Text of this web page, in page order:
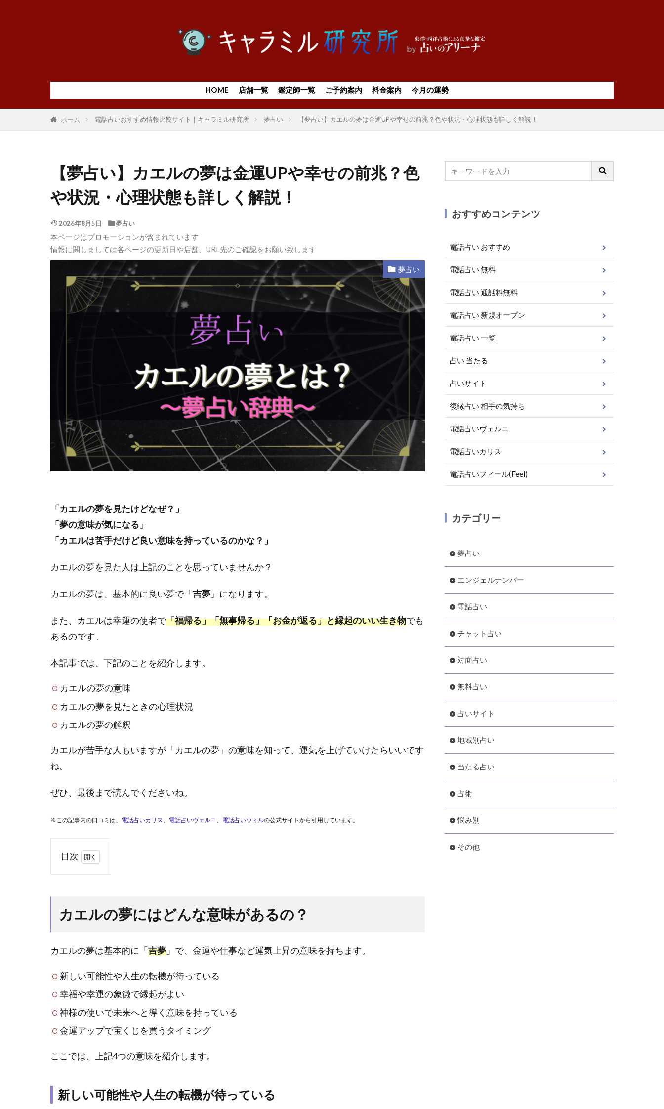
HOME 店舗一覧 鑑定師一覧 ご予約案内 料金案内 今月の運勢
ホーム 電話占いおすすめ情報比較サイト｜キャラミル研究所 夢占い 【夢占い】カエルの夢は金運UPや幸せの前兆？色や状況・心理状態も詳しく解説！
【夢占い】カエルの夢は金運UPや幸せの前兆？色
や状況・心理状態も詳しく解説！
2026年8月5日 夢占い
本ページはプロモーションが含まれています
情報に関しましては各ページの更新日や店舗、URL先のご確認をお願い致します
夢占い
「カエルの夢を見たけどなぜ？」
「夢の意味が気になる」
「カエルは苦手だけど良い意味を持っているのかな？」
カエルの夢を見た人は上記のことを思っていませんか？
カエルの夢は、基本的に良い夢で「吉夢 」になります。
また、カエルは幸運の使者で「福帰る」「無事帰る」「お金が返る」と縁起のいい生き物でも
あるのです。
本記事では、下記のことを紹介します。
カエルの夢の意味
カエルの夢を見たときの心理状況
カエルの夢の解釈
カエルが苦手な人もいますが「カエルの夢」の意味を知って、運気を上げていけたらいいです
ね。
ぜひ、最後まで読んでくださいね。
※この記事内の口コミは、 電話占いカリス 電話占いヴェルニ 電話占いウィルの公式サイトから引用しています。
目次
夢に
はど
があ
の？
1.1
新し
い可
能性
生の
転機
いる
カエルの夢にはどんな意味があるの？
カエルの夢は基本的に「吉夢 」で、金運や仕事など運気上昇の意味を持ちます。
新しい可能性や人生の転機が待っている
幸福や幸運の象徴で縁起がよい
神様の使いで未来へと導く意味を持っている
金運アップで宝くじを買うタイミング
ここでは、上記4つの意味を紹介します。
新しい可能性や人生の転機が待っている
おすすめコンテンツ
電話占い おすすめ
電話占い 無料
電話占い 通話料無料
電話占い 新規オープン
電話占い 一覧
占い 当たる
占いサイト
復縁占い 相手の気持ち
電話占いヴェルニ
電話占いカリス
電話占いフィール(Feel)
カテゴリー
夢占い
エンジェルナンバー
電話占い
チャット占い
対面占い
無料占い
占いサイト
地域別占い
当たる占い
占術
悩み別
その他